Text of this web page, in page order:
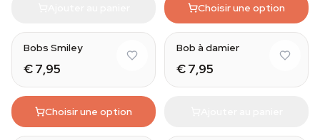
Choisir une option
Bobs Smiley
€ 7,95
Choisir une option
Bob à damier
€ 7,95